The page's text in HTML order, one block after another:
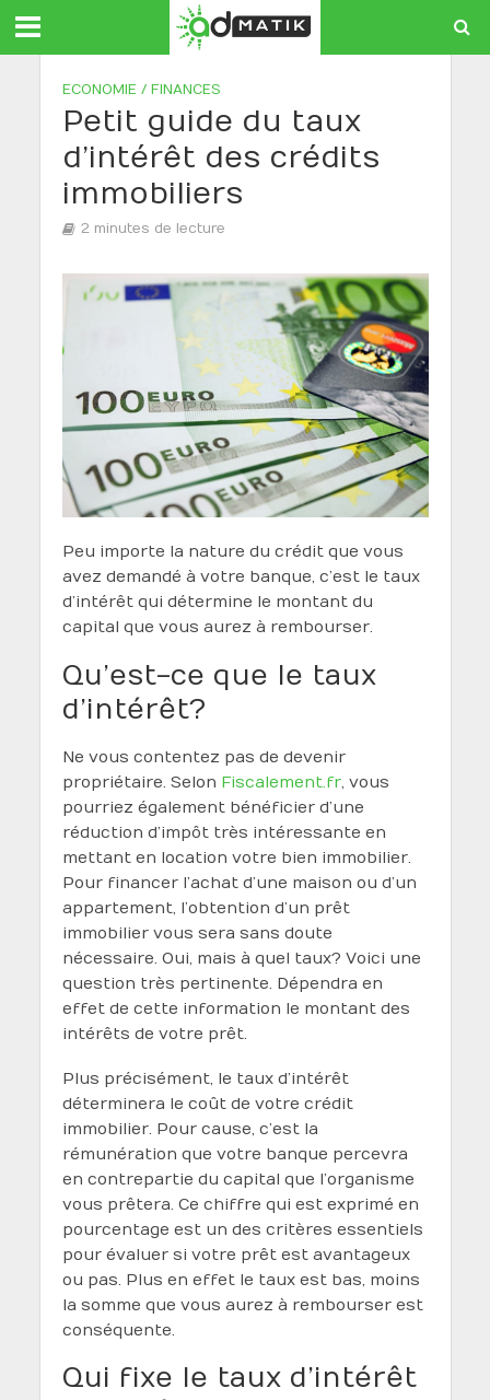
ECONOMIE / FINANCES
Petit guide du taux
d’intérêt des crédits
immobiliers
2 minutes de lecture
Peu importe la nature du crédit que vous
avez demandé à votre banque, c’est le taux
d’intérêt qui détermine le montant du
capital que vous aurez à rembourser.
Qu’est-ce que le taux
d’intérêt ?
Ne vous contentez pas de devenir
propriétaire. Selon Fiscalement.fr, vous
pourriez également bénéficier d’une
réduction d’impôt très intéressante en
mettant en location votre bien immobilier.
Pour financer l’achat d’une maison ou d’un
appartement, l’obtention d’un prêt
immobilier vous sera sans doute
nécessaire. Oui, mais à quel taux ? Voici une
question très pertinente. Dépendra en
effet de cette information le montant des
intérêts de votre prêt.
Plus précisément, le taux d’intérêt
déterminera le coût de votre crédit
immobilier. Pour cause, c’est la
rémunération que votre banque percevra
en contrepartie du capital que l’organisme
vous prêtera. Ce chiffre qui est exprimé en
pourcentage est un des critères essentiels
pour évaluer si votre prêt est avantageux
ou pas. Plus en effet le taux est bas, moins
la somme que vous aurez à rembourser est
conséquente.
Qui fixe le taux d’intérêt